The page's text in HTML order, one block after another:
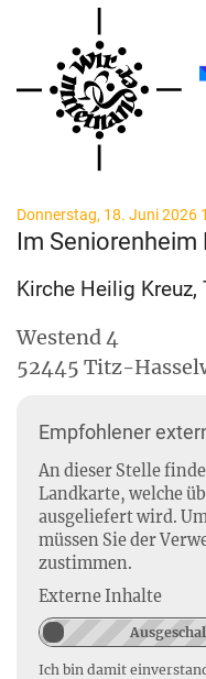
Zum Inhalt springen
Donnerstag, 18. Juni 2026
Im
Kirche Heilig
Westend 4
52445 Titz-
Empfohlener
An dieser Stelle
Landkarte, welche
ausgeliefert wird.
müssen Sie der
zustimmen.
Externe Inhalte
Ich bin damit